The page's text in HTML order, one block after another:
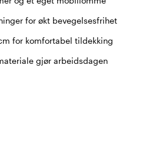
for økt bevegelsesfrihet
for komfortabel tildekking
gjør arbeidsdagen